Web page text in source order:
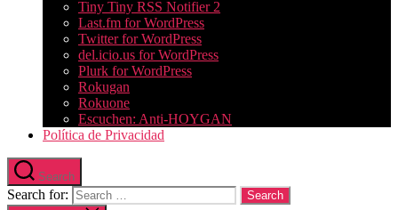
Tiny Tiny RSS Notifier 2
Last.fm for WordPress
Twitter for WordPress
del.icio.us for WordPress
Plurk for WordPress
Rokugan
Rokuone
Escuchen: Anti-HOYGAN
Política de Privacidad
Search
Search for: